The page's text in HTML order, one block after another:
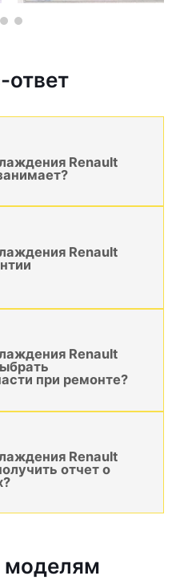
ответ
Renault
Renault
Renault
при ремонте?
Renault
отчет о
моделям